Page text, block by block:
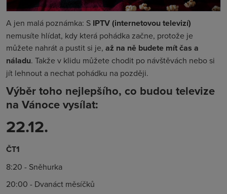
A jen malá poznámka: S IPTV (internetovou televizí)
nemusíte hlídat, kdy která pohádka začne, protože je
můžete nahrát a pustit si je, až na ně budete mít čas a
náladu. Takže v klidu můžete chodit po návštěvách nebo si
jít lehnout a nechat pohádku na později.
Výběr toho nejlepšího, co budou televize
na Vánoce vysílat:
22.12.
ČT1
8:20 - Sněhurka
20:00 - Dvanáct měsíčků